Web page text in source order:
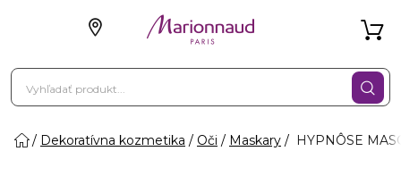
Dekoratívna kozmetika Oči Maskary HYPNÔSE